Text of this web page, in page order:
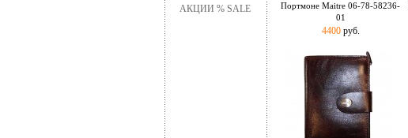
АКЦИИ % SALE
Портмоне Maitre 06-78-58236-
01
4400руб.